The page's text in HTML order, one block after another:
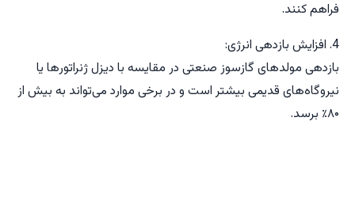
فراهم کنند.
4. افزایش بازدهی انرژی:
بازدهی مولدهای گازسوز صنعتی در مقایسه با دیزل ژنراتورها یا
نیروگاه‌های قدیمی بیشتر است و در برخی موارد می‌تواند به بیش از
۸۰٪ برسد.